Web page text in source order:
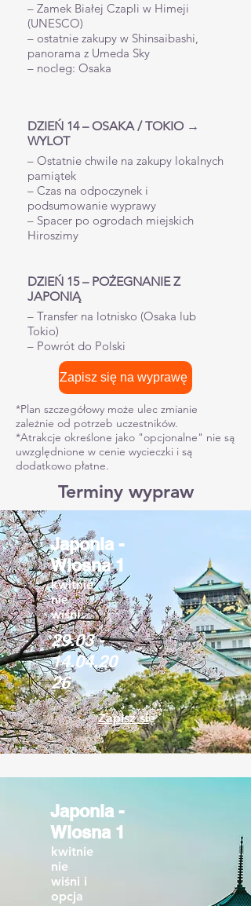
– Zamek Białej Czapli w Himeji
(UNESCO)
– ostatnie zakupy w Shinsaibashi,
panorama z Umeda Sky
– nocleg: Osaka
DZIEŃ 14 – OSAKA / TOKIO →
WYLOT
– Ostatnie chwile na zakupy lokalnych
pamiątek
– Czas na odpoczynek i
podsumowanie wyprawy
– Spacer po ogrodach miejskich
Hiroszimy
DZIEŃ 15 – POŻEGNANIE Z
JAPONIĄ
– Transfer na lotnisko (Osaka lub
Tokio)
– Powrót do Polski
Zapisz się na wyprawę
*Plan szczegółowy może ulec zmianie
zależnie od potrzeb uczestników.
*Atrakcje określone jako "opcjonalne" nie są
uwzględnione w cenie wycieczki i są
dodatkowo płatne.
Terminy wypraw
Japonia -
Wiosna 1
kwitnie
nie
wiśni
29.03 -
14.04.20
26
Zapisz się
Japonia -
Wiosna 1
kwitnie
nie
wiśni i
opcja